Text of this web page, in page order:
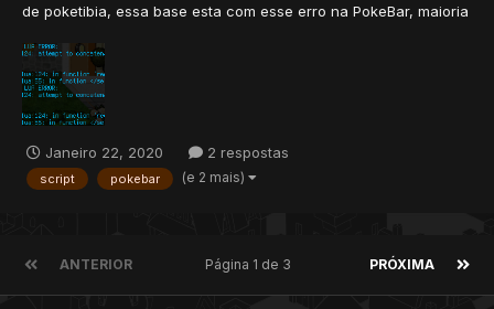
de poketibia, essa base esta com esse erro na PokeBar, maioria
querendo crescer ela um pouco.. {Lembrando> Ela tem
SourceServer} {PokeBar que eu me lembre esta sen...
Janeiro 22, 2020 2 respostas
script pokebar (e 2 mais)
ANTERIOR PRÓXIMA
Página 1 de 3